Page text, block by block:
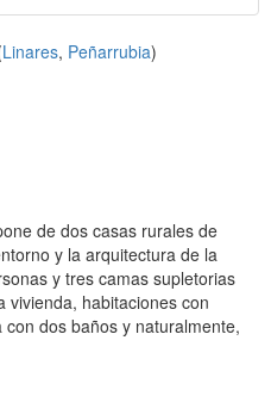
Linares, Peñarrubia)
de dos casas rurales de
y la arquitectura de la
y tres camas supletorias
vivienda, habitaciones con
dos baños y naturalmente,